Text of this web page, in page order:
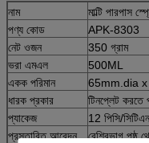
নাম
মাল্টি পারপাস
পণ্য কোড
APK-8303
নেট ওজন
350 গ্রাম
ভরা এমএল
500ML
একক পরিমান
65mm.dia
ধারক প্রকার
টিনপ্লেট করতে
প্যাকেজ
12 পিসি/সিটিএন
প্রস্তাবিত আবেদন
বেশিরভাগ পৃষ্ঠ